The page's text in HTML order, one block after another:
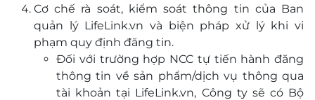
Cơ chế rà soát, kiểm soát thông tin của Ban
quản lý LifeLink.vn và biện pháp xử lý khi vi
phạm quy định đăng tin.
Đối với trường hợp NCC tự tiến hành đăng
thông tin về sản phẩm/dịch vụ thông qua
tài khoản tại LifeLink.vn, Công ty sẽ có Bộ